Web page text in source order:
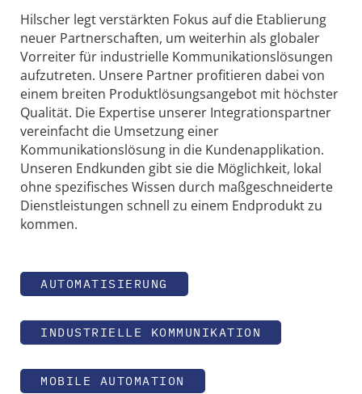
Hilscher legt verstärkten Fokus auf die Etablierung
neuer Partnerschaften, um weiterhin als globaler
Vorreiter für industrielle Kommunikationslösungen
aufzutreten. Unsere Partner profitieren dabei von
einem breiten Produktlösungsangebot mit höchster
Qualität. Die Expertise unserer Integrationspartner
vereinfacht die Umsetzung einer
Kommunikationslösung in die Kundenapplikation.
Unseren Endkunden gibt sie die Möglichkeit, lokal
ohne spezifisches Wissen durch maßgeschneiderte
Dienstleistungen schnell zu einem Endprodukt zu
kommen.
AUTOMATISIERUNG
INDUSTRIELLE KOMMUNIKATION
MOBILE AUTOMATION